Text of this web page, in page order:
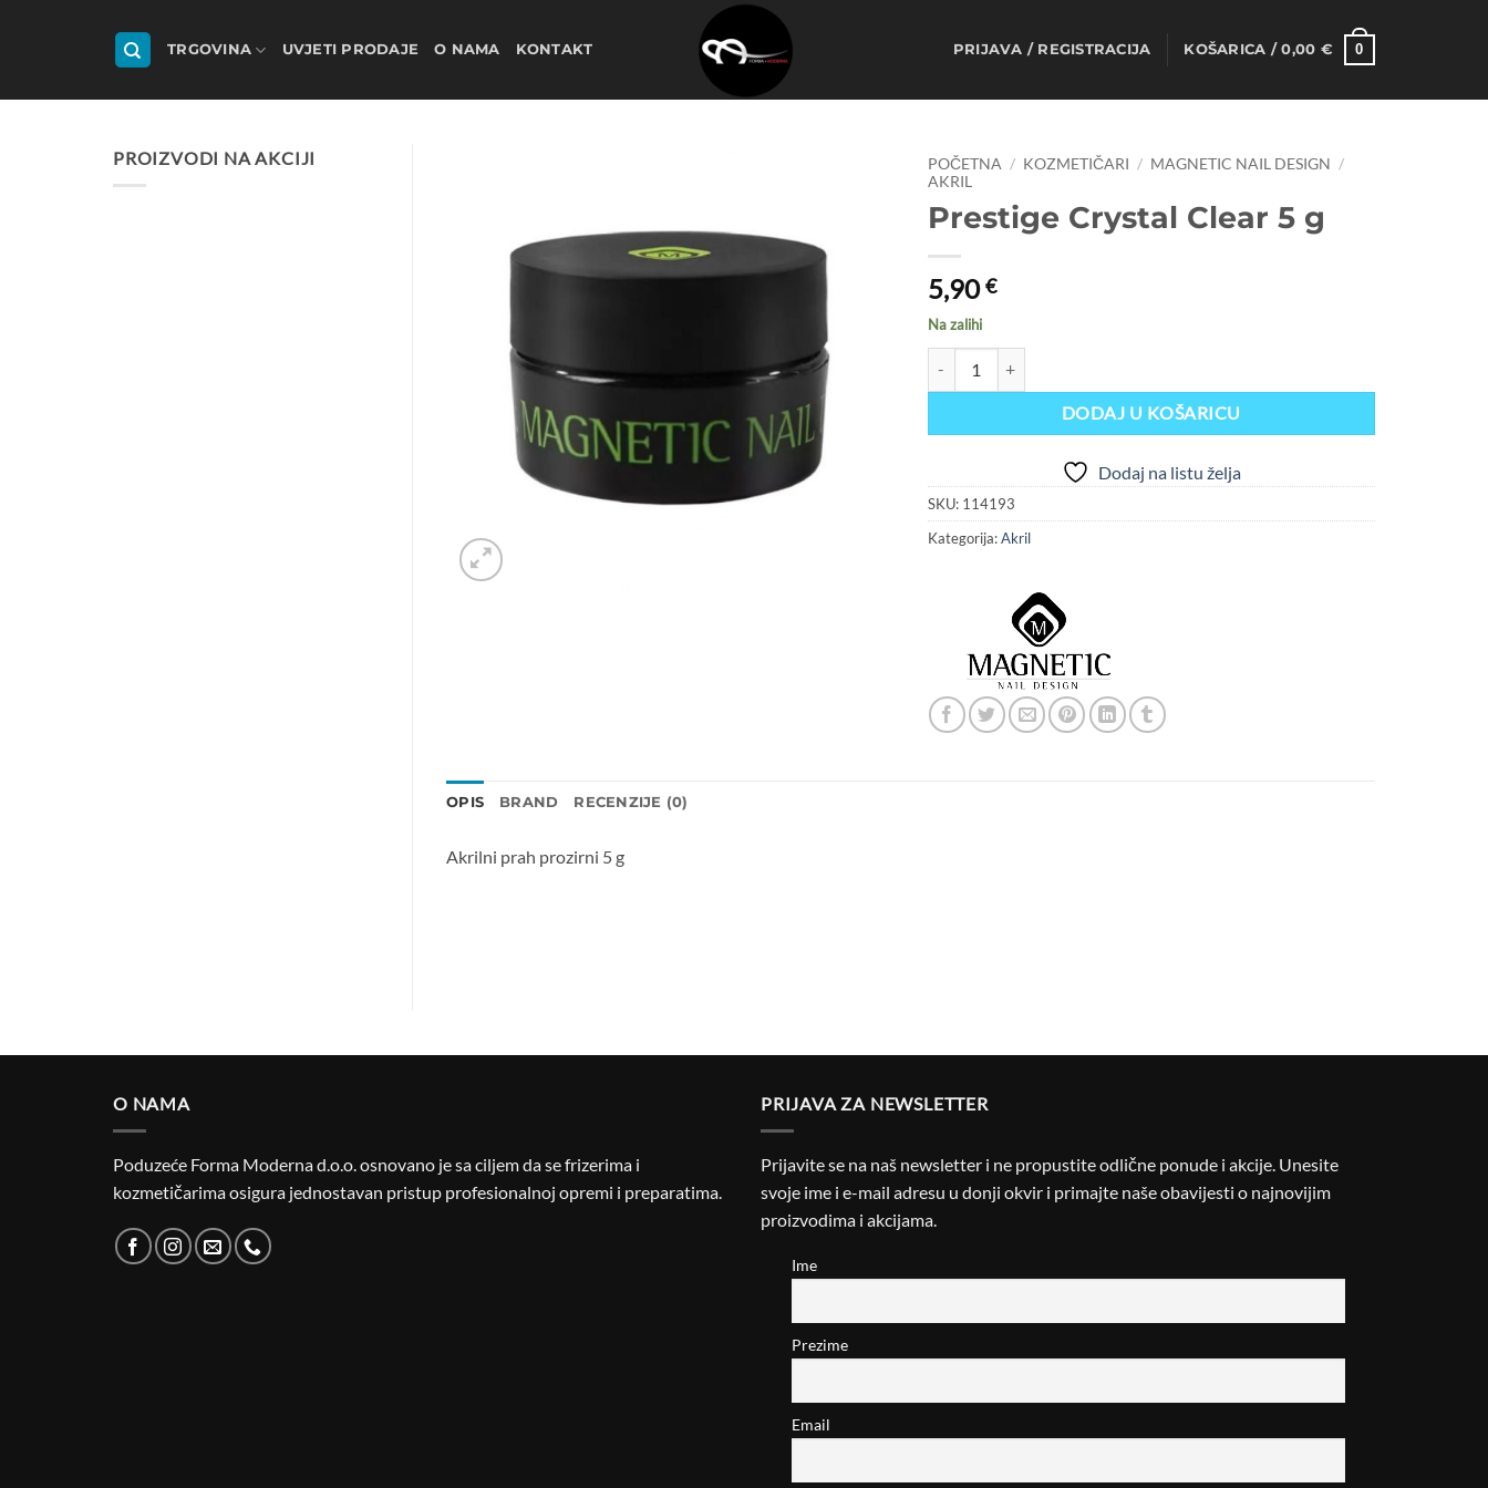
TRGOVINA UVJETI PRODAJE O NAMA KONTAKT PRIJAVA / REGISTRACIJA KOŠARICA /0,00 € 0
PROIZVODI NA AKCIJI POČETNA / KOZMETIČARI / MAGNETIC NAIL DESIGN /
AKRIL
Prestige Crystal Clear 5 g
5,90€
Na zalihi
DODAJ U KOŠARICU
Dodaj na listu želja
SKU: 114193
Kategorija:Akril
OPIS BRAND RECENZIJE (0)
Akrilni prah prozirni 5 g
O NAMA
Poduzeće Forma Moderna d.o.o. osnovano je sa ciljem da se frizerima i
kozmetičarima osigura jednostavan pristup profesionalnoj opremi i preparatima.
PRIJAVA ZA NEWSLETTER
Prijavite se na naš newsletter i ne propustite odlične ponude i akcije. Unesite
svoje ime i e-mail adresu u donji okvir i primajte naše obavijesti o najnovijim
proizvodima i akcijama.
Ime
Prezime
Email